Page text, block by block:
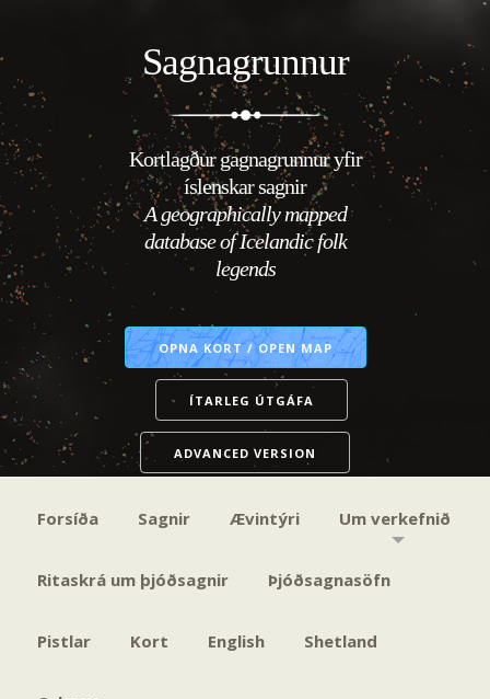
Sagnagrunnur
Kortlagður gagnagrunnur yfir
íslenskar sagnir
A geographically mapped
database of Icelandic folk
legends
OPNA KORT/OPEN MAP
ÍTARLEG ÚTGÁFA
ADVANCED VERSION
Forsíða Sagnir Ævintýri Um verkefnið
Ritaskrá um þjóðsagnir Þjóðsagnasöfn
Pistlar Kort English Shetland